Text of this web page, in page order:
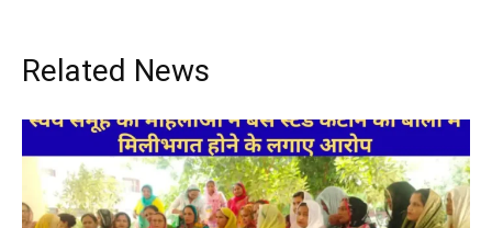
Related News